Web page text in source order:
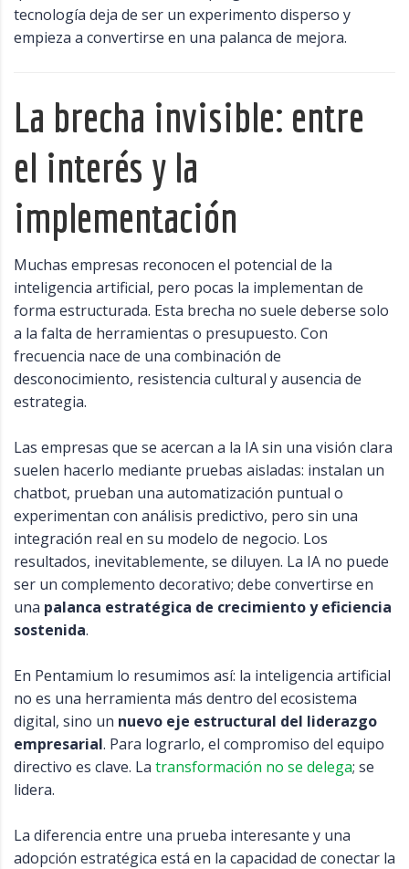
tecnología deja de ser un experimento disperso y
empieza a convertirse en una palanca de mejora.
La brecha invisible: entre
el interés y la
implementación
Muchas empresas reconocen el potencial de la
inteligencia artificial, pero pocas la implementan de
forma estructurada. Esta brecha no suele deberse solo
a la falta de herramientas o presupuesto. Con
frecuencia nace de una combinación de
desconocimiento, resistencia cultural y ausencia de
estrategia.
Las empresas que se acercan a la IA sin una visión clara
suelen hacerlo mediante pruebas aisladas: instalan un
chatbot, prueban una automatización puntual o
experimentan con análisis predictivo, pero sin una
integración real en su modelo de negocio. Los
resultados, inevitablemente, se diluyen. La IA no puede
ser un complemento decorativo; debe convertirse en
una palanca estratégica de crecimiento y eficiencia
sostenida.
En Pentamium lo resumimos así: la inteligencia artificial
no es una herramienta más dentro del ecosistema
digital, sino un nuevo eje estructural del liderazgo
empresarial. Para lograrlo, el compromiso del equipo
directivo es clave. La transformación no se delega; se
lidera.
La diferencia entre una prueba interesante y una
adopción estratégica está en la capacidad de conectar la